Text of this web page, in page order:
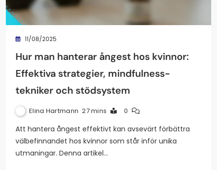
11/08/2025
Hur man hanterar ångest hos kvinnor:
Effektiva strategier, mindfulness-
tekniker och stödsystem
Elina Hartmann 27 mins 0
Att hantera ångest effektivt kan avsevärt förbättra
välbefinnandet hos kvinnor som står inför unika
utmaningar. Denna artikel…